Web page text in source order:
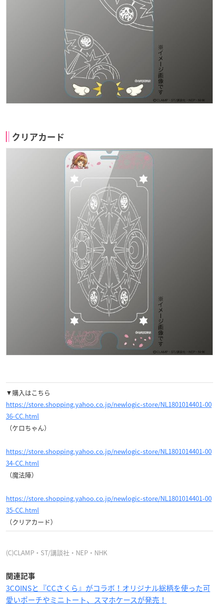
クリアカード
▼購入はこちら
https://store.shopping.yahoo.co.jp/newlogic-store/NL1801014401-00
36-CC.html
（ケロちゃん）
https://store.shopping.yahoo.co.jp/newlogic-store/NL1801014401-00
34-CC.html
（魔法陣）
https://store.shopping.yahoo.co.jp/newlogic-store/NL1801014401-00
35-CC.html
（クリアカード）
(C)CLAMP・ST/講談社・NEP・NHK
関連記事
3COINSと『CCさくら』がコラボ！オリジナル総柄を使った可
愛いポーチやミニトート、スマホケースが発売！